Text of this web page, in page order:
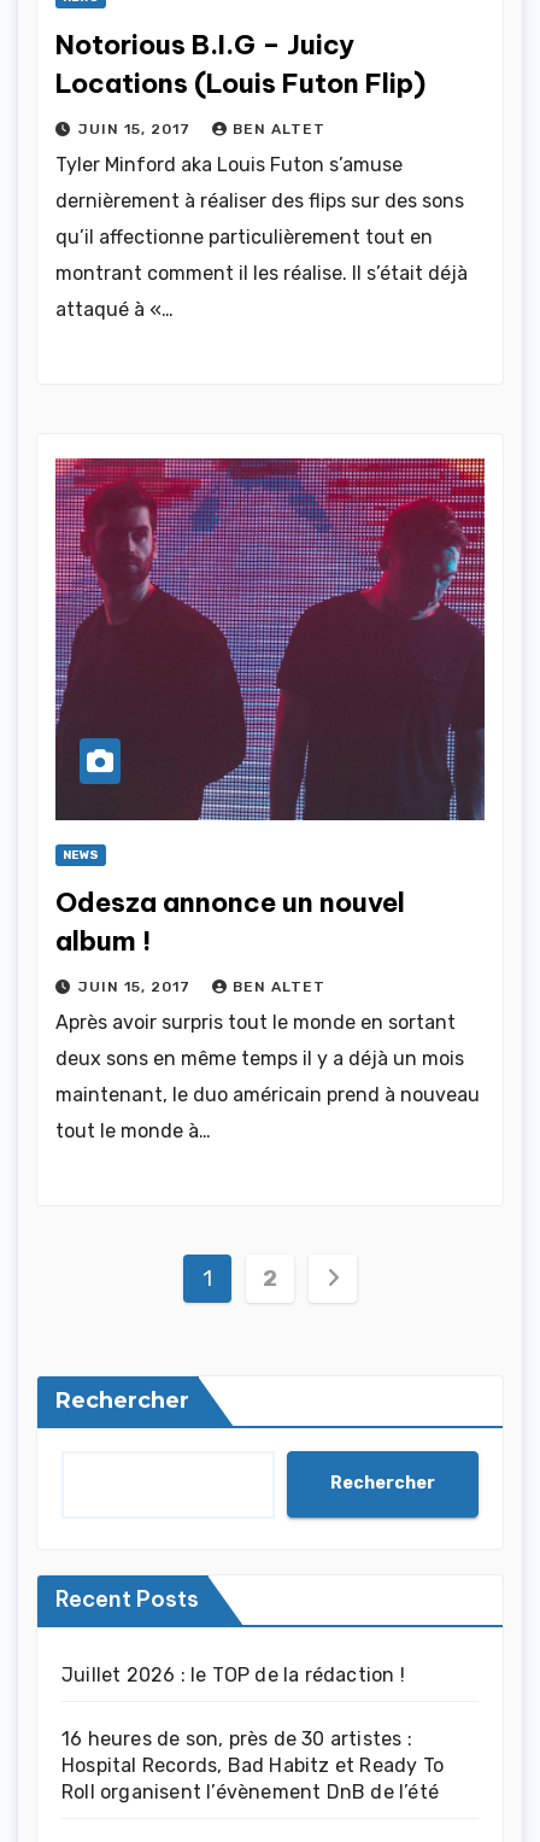
Notorious B.I.G – Juicy
Locations (Louis Futon Flip)
JUIN 15, 2017 BEN ALTET
Tyler Minford aka Louis Futon s’amuse
dernièrement à réaliser des flips sur des sons
qu’il affectionne particulièrement tout en
montrant comment il les réalise. Il s’était déjà
attaqué à «…
NEWS
Odesza annonce un nouvel
album !
JUIN 15, 2017 BEN ALTET
Après avoir surpris tout le monde en sortant
deux sons en même temps il y a déjà un mois
maintenant, le duo américain prend à nouveau
tout le monde à…
Pagination
publications
1 2
Rechercher
Rechercher
Recent Posts
Juillet 2026 : le TOP de la rédaction !
16 heures de son, près de 30 artistes :
Hospital Records, Bad Habitz et Ready To
Roll organisent l’évènement DnB de l’été